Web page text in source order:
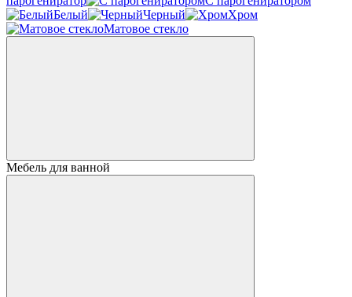
Белый
Черный
Хром
Матовое стекло
Мебель для ванной